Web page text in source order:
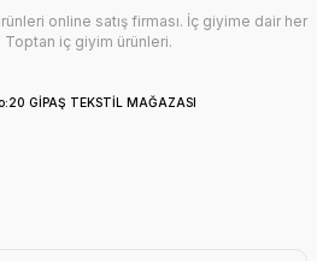
online satış firması. İç giyime dair her
iç giyim ürünleri.
GİPAŞ TEKSTİL MAĞAZASI